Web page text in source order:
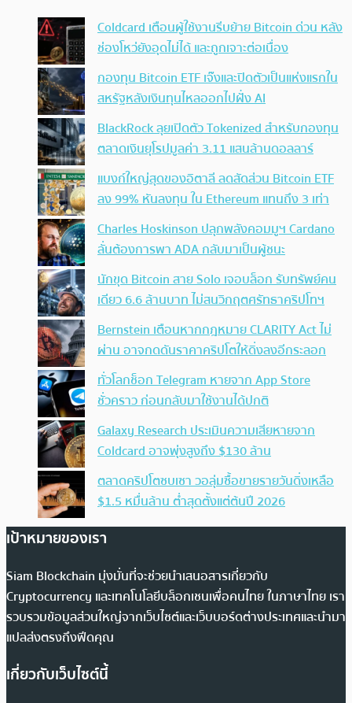
Coldcard เตือนผู้ใช้งานรีบย้าย Bitcoin ด่วน หลัง
ช่องโหว่ยังอุดไม่ได้ และถูกเจาะต่อเนื่อง
กองทุน Bitcoin ETF เจ๊งและปิดตัวเป็นแห่งแรกใน
สหรัฐหลังเงินทุนไหลออกไปฝั่ง AI
BlackRock ลุยเปิดตัว Tokenized สำหรับกองทุน
ตลาดเงินยุโรปมูลค่า 3.11 แสนล้านดอลลาร์
แบงก์ใหญ่สุดของอิตาลี ลดสัดส่วน Bitcoin ETF
ลง 99% หันลงทุน ใน Ethereum แทนถึง 3 เท่า
Charles Hoskinson ปลุกพลังคอมมูฯ Cardano
ลั่นต้องการพา ADA กลับมาเป็นผู้ชนะ
นักขุด Bitcoin สาย Solo เจอบล็อก รับทรัพย์คน
เดียว 6.6 ล้านบาท ไม่สนวิกฤตศรัทธาคริปโทฯ
Bernstein เตือนหากกฎหมาย CLARITY Act ไม่
ผ่าน อาจกดดันราคาคริปโตให้ดิ่งลงอีกระลอก
ทั่วโลกช็อก Telegram หายจาก App Store
ชั่วคราว ก่อนกลับมาใช้งานได้ปกติ
Galaxy Research ประเมินความเสียหายจาก
Coldcard อาจพุ่งสูงถึง $130 ล้าน
ตลาดคริปโตซบเซา วอลุ่มซื้อขายรายวันดิ่งเหลือ
$1.5 หมื่นล้าน ต่ำสุดตั้งแต่ต้นปี 2026
เป้าหมายของเรา
Siam Blockchain มุ่งมั่นที่จะช่วยนำเสนอสารเกี่ยวกับ
Cryptocurrency และเทคโนโลยีบล็อกเชนเพื่อคนไทย ในภาษาไทย เรา
รวบรวมข้อมูลส่วนใหญ่จากเว็บไซต์และเว็บบอร์ดต่างประเทศและนำมา
แปลส่งตรงถึงฟีดคุณ
เกี่ยวกับเว็บไซต์นี้